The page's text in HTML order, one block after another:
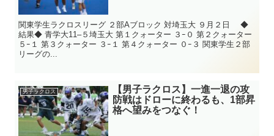
関東学生ラクロスリーグ ２部Aブロック 対埼玉大 ９月２日 ◆
結果◆ 青学大11–５埼玉大 第１クォーター ３ｰ０ 第２クォーター
５ｰ１ 第３クォーター ３ｰ１ 第４クォーター ０ｰ３ 関東学生２部
リーグの...
男子ラクロス
【男子ラクロス】一進一退の攻
防戦はドローに終わるも、1部昇
格へ望みをつなぐ！